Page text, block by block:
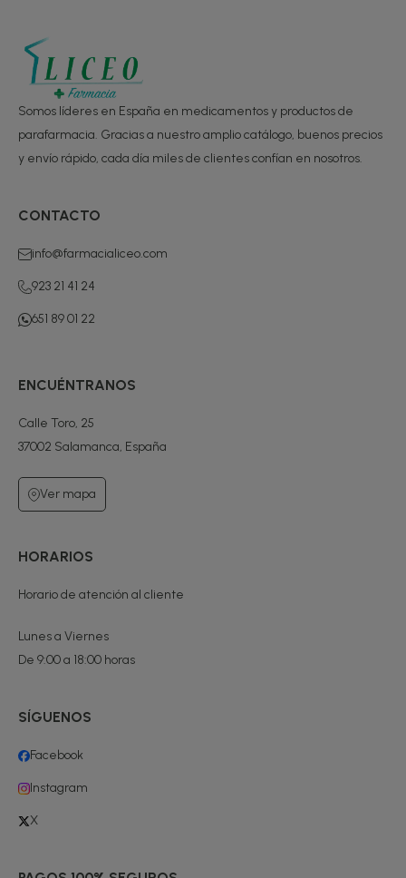
Somos líderes en España en medicamentos y productos de
parafarmacia. Gracias a nuestro amplio catálogo, buenos precios
y envío rápido, cada día miles de clientes confían en nosotros.
CONTACTO
info@farmacialiceo.com
923 21 41 24
651 89 01 22
ENCUÉNTRANOS
Calle Toro, 25
37002 Salamanca, España
Ver mapa
HORARIOS
Horario de atención al cliente
Lunes a Viernes
De 9:00 a 18:00 horas
SÍGUENOS
Facebook
Instagram
X